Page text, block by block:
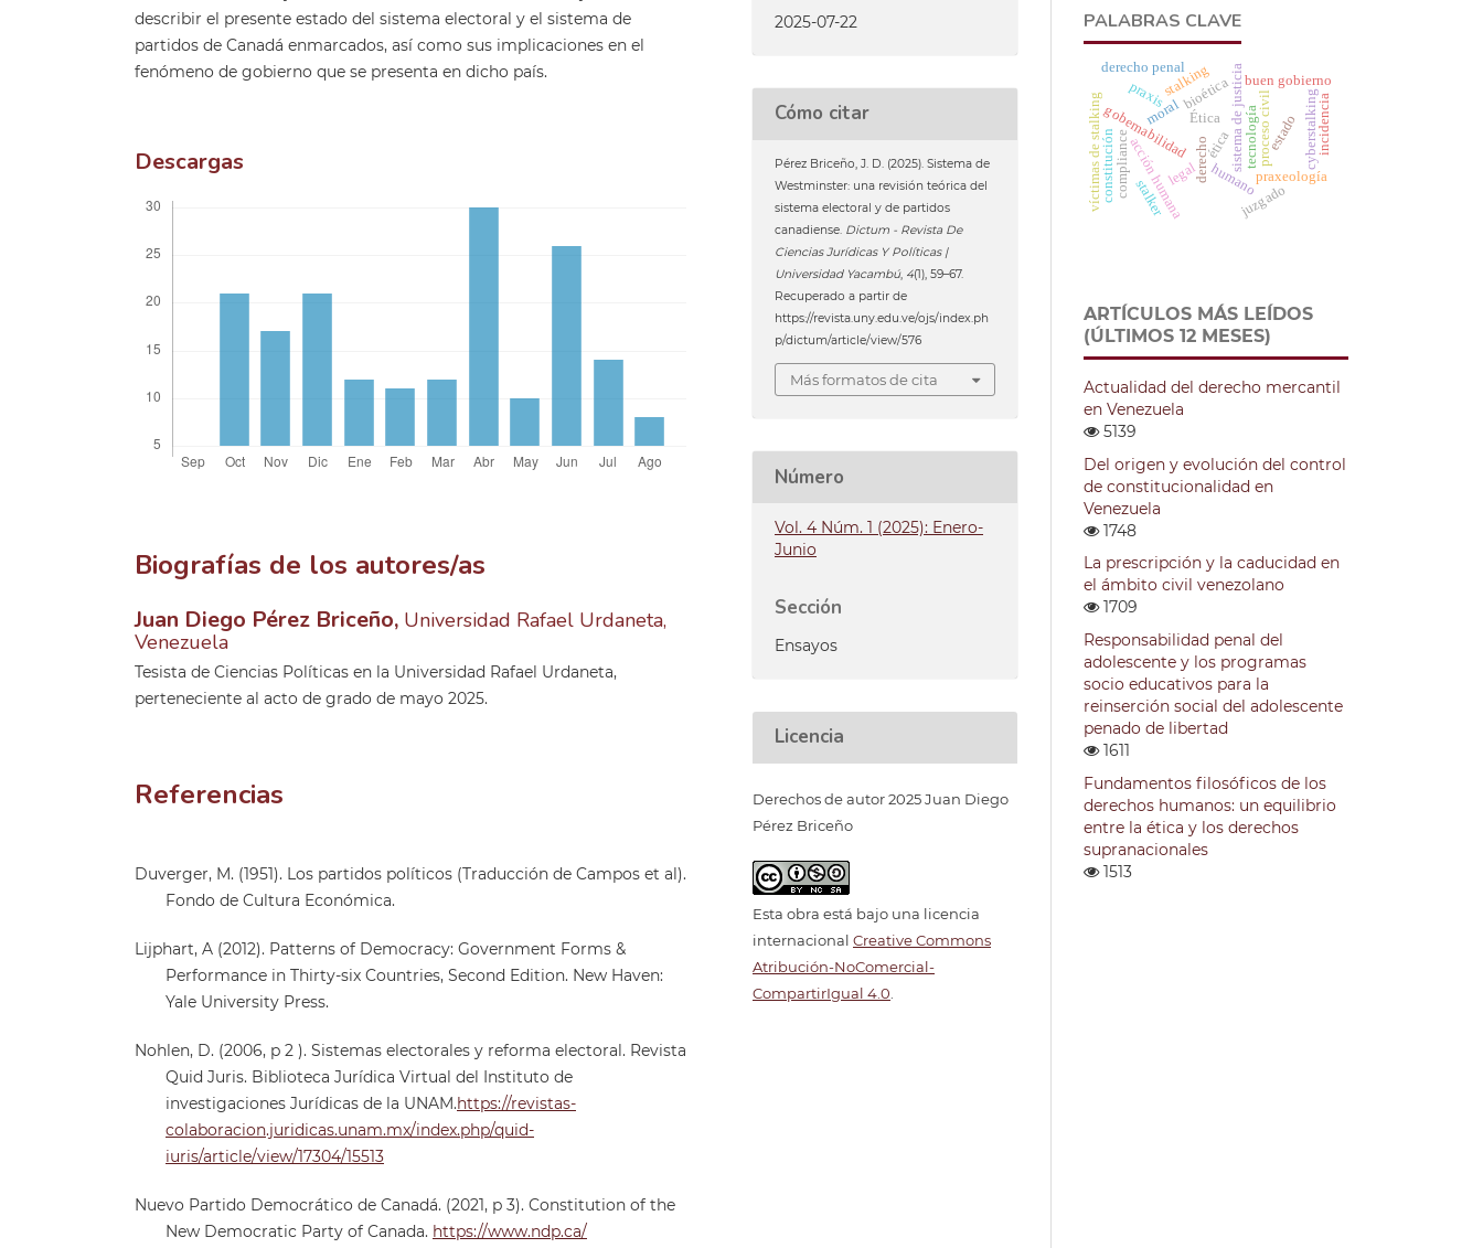
describir el presente estado del sistema electoral y el sistema de
partidos de Canadá enmarcados, así como sus implicaciones en el
fenómeno de gobierno que se presenta en dicho país.
Descargas
Biografías de los autores/as
Juan Diego Pérez Briceño, Universidad Rafael Urdaneta,
Venezuela
Tesista de Ciencias Políticas en la Universidad Rafael Urdaneta,
perteneciente al acto de grado de mayo 2025.
Referencias
Duverger, M. (1951). Los partidos políticos (Traducción de Campos et al).
Fondo de Cultura Económica.
Lijphart, A (2012). Patterns of Democracy: Government Forms &
Performance in Thirty-six Countries, Second Edition. New Haven:
Yale University Press.
Nohlen, D. (2006, p 2 ). Sistemas electorales y reforma electoral. Revista
Quid Juris. Biblioteca Jurídica Virtual del Instituto de
investigaciones Jurídicas de la UNAM.https://revistas-
colaboracion.juridicas.unam.mx/index.php/quid-
iuris/article/view/17304/15513
Nuevo Partido Democrático de Canadá. (2021, p 3). Constitution of the
New Democratic Party of Canada. https://www.ndp.ca/
2025-07-22
Cómo citar
Pérez Briceño, J. D. (2025). Sistema de
Westminster: una revisión teórica del
sistema electoral y de partidos
canadiense. Dictum - Revista De
Ciencias Jurídicas Y Políticas |
Universidad Yacambú, 4(1), 59–67.
Recuperado a partir de
https://revista.uny.edu.ve/ojs/index.ph
p/dictum/article/view/576
Más formatos de cita
Número
Vol. 4 Núm. 1 (2025): Enero-
Junio
Sección
Ensayos
Licencia
Derechos de autor 2025 Juan Diego
Pérez Briceño
Esta obra está bajo una licencia
internacional Creative Commons
Atribución-NoComercial-
CompartirIgual 4.0
PALABRAS CLAVE
proceso civil
sistema de justiciatecnología
Ética
moral
legal humano
derecho praxeología
praxis
acción humana
compliance
buen gobierno
gobernabilidad estado
ética
stalking
stalker
cyberstalking
víctimas de stalkingconstitución
incidencia
juzgado
derecho penal
bioética
ARTÍCULOS MÁS LEÍDOS
(ÚLTIMOS 12 MESES)
Actualidad del derecho mercantil
en Venezuela
5139
Del origen y evolución del control
de constitucionalidad en
Venezuela
1748
La prescripción y la caducidad en
el ámbito civil venezolano
1709
Responsabilidad penal del
adolescente y los programas
socio educativos para la
reinserción social del adolescente
penado de libertad
1611
Fundamentos filosóficos de los
derechos humanos: un equilibrio
entre la ética y los derechos
supranacionales
1513